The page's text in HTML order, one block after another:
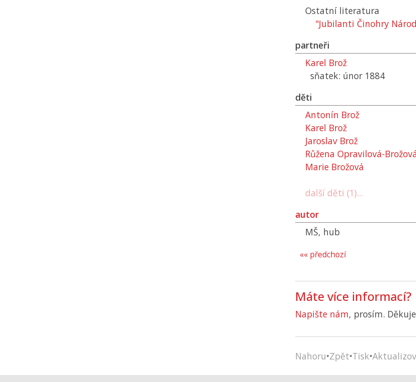
Ostatní literatura
"Jubilanti Činohry
partneři
Karel Brož
sňatek: únor 1884
děti
Antonín Brož
Karel Brož
Jaroslav Brož
Růžena Opravilová-
Marie Brožová
další děti (1)...
autor
MŠ, hub
«« předchozí
Máte více informací?
Napište nám, prosím.
Nahoru•Zpět•Tisk•